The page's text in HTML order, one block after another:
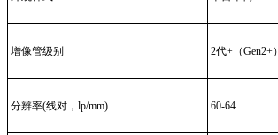
增像管级别 2代+（Gen2+）
分辨率(线对，lp/mm) 60-64